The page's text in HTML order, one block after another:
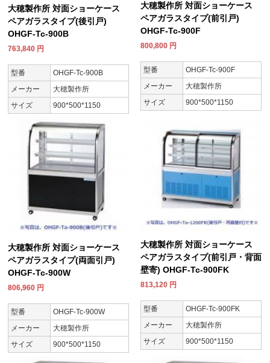
大穂製作所 対面ショーケース
ペアガラスタイプ(後引戸)
OHGF-Tc-900B
763,840 円
型番
OHGF-Tc-900B
メーカー
大穂製作所
サイズ
900*500*1150
大穂製作所 対面ショーケース
ペアガラスタイプ(前引戸)
OHGF-Tc-900F
800,800 円
型番
OHGF-Tc-900F
メーカー
大穂製作所
サイズ
900*500*1150
大穂製作所 対面ショーケース
ペアガラスタイプ(両面引戸)
OHGF-Tc-900W
806,960 円
型番
OHGF-Tc-900W
メーカー
大穂製作所
サイズ
900*500*1150
大穂製作所 対面ショーケース
ペアガラスタイプ(前引戸・背面
壁寄) OHGF-Tc-900FK
813,120 円
型番
OHGF-Tc-900FK
メーカー
大穂製作所
サイズ
900*500*1150